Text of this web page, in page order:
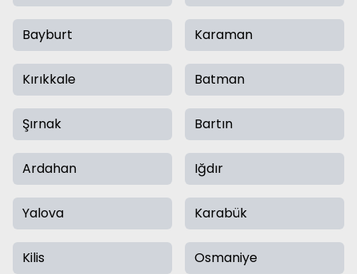
Bayburt Karaman
Kırıkkale Batman
Şırnak Bartın
Ardahan Iğdır
Yalova Karabük
Kilis Osmaniye